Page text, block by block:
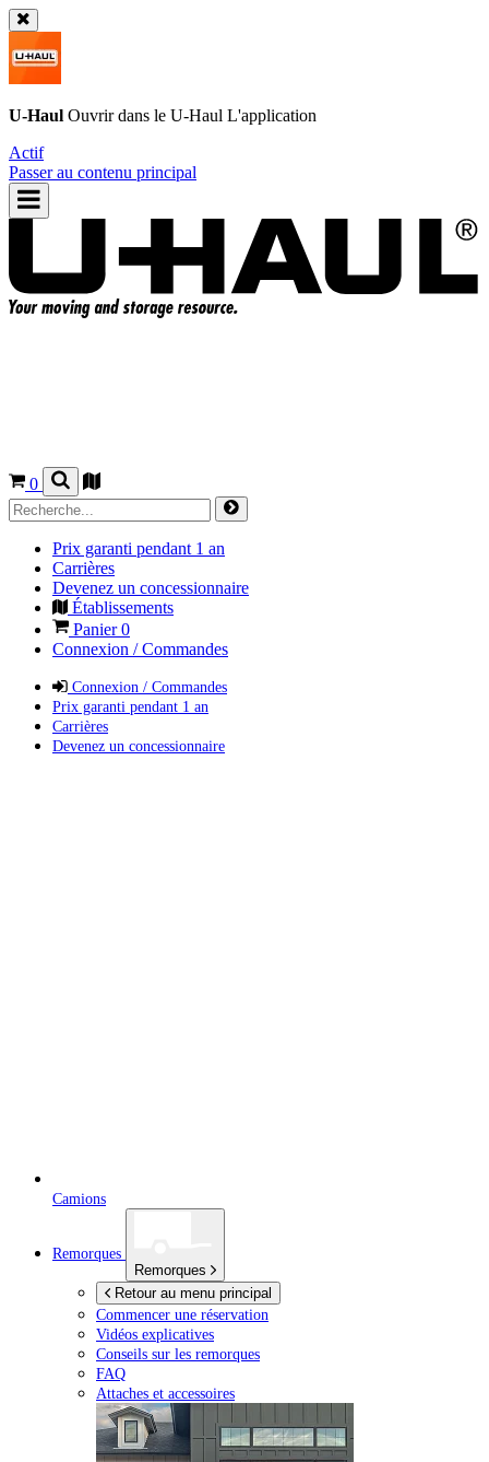
U-Haul Ouvrir dans le U-Haul L'application
Actif
Passer au contenu principal
0
Prix garanti pendant 1 an
Carrières
Devenez un concessionnaire
Établissements
Panier0
Connexion / Commandes
Connexion / Commandes
Prix garanti pendant 1 an
Carrières
Devenez un concessionnaire
Camions
Remorques
Remorques
Retour au menu principal
Commencer une réservation
Vidéos explicatives
Conseils sur les remorques
FAQ
Attaches et accessoires